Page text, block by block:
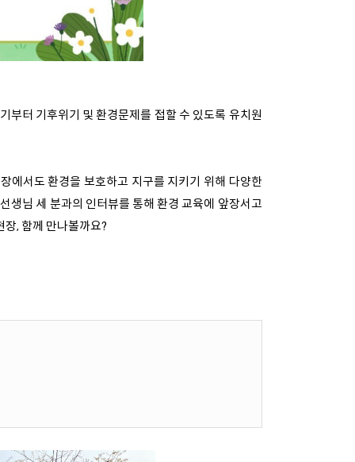
부터 기후위기 및 환경문제를 접할 수 있도록 유치원
에서도 환경을 보호하고 지구를 지키기 위해 다양한
생님 세 분과의 인터뷰를 통해 환경 교육에 앞장서고
, 함께 만나볼까요?